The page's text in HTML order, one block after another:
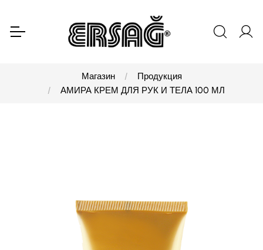
Магазин
Продукция
АМИРА КРЕМ ДЛЯ РУК И ТЕЛА 100 МЛ